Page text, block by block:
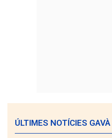
ÚLTIMES NOTÍCIES GAVÀ